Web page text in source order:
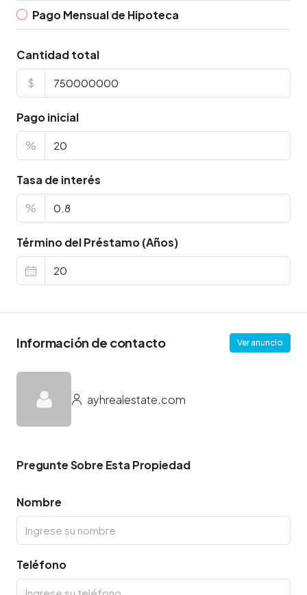
Pago Mensual de Hipoteca
Cantidad total
$
Pago inicial
%
Tasa de interés
%
Término del Préstamo (Años)
Información de contacto Ver anuncio
ayhrealestate.com
Pregunte Sobre Esta Propiedad
Nombre
Teléfono